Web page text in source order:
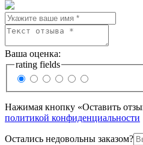
Ваша оценка:
rating fields
Нажимая кнопку «Оставить
политикой конфиденциальности
Остались недовольны заказом?